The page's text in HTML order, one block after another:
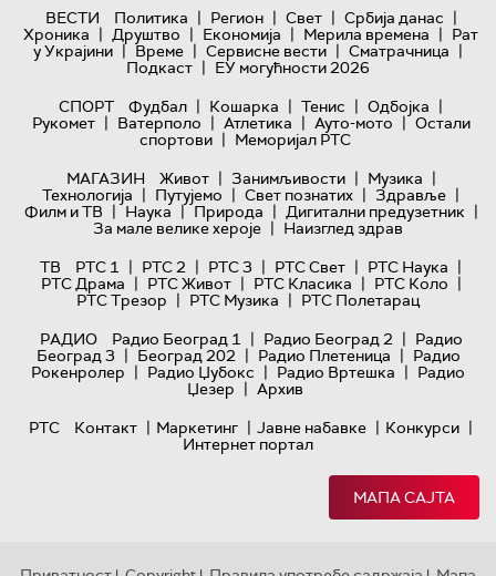
ВЕСТИ Политика | Регион | Свет | Србија данас |
Хроника | Друштво | Економија | Мерила времена | Рат
у Украјини | Време | Сервисне вести | Сматрачница |
Подкаст | ЕУ могућности 2026
СПОРТ
Фудбал | Кошарка | Тенис | Одбојка |
Рукомет | Ватерполо | Атлетика | Ауто-мото | Остали
спортови | Меморијал РТС
МАГАЗИН
Живот | Занимљивости | Музика |
Технологијa | Путујемо | Свет познатих | Здравље |
Филм и ТВ | Наука | Природа | Дигитални предузетник |
За мале велике хероје | Наизглед здрав
ТВ
РТС 1 | РТС 2 | РТС 3 | РТС Свет | РТС Наука |
РТС Драма | РТС Живот | РТС Класика | РТС Коло |
РТС Трезор | РТС Музика | РТС Полетарац
РАДИО
Радио Београд 1 | Радио Београд 2 | Радио
Београд 3 | Београд 202 | Радио Плетеница | Радио
Рокенролер | Радио Џубокс | Радио Вртешка | Радио
Џезер | Архив
РТС
Контакт | Маркетинг | Јавне набавке | Конкурси |
Интернет портал
МАПА САЈТА